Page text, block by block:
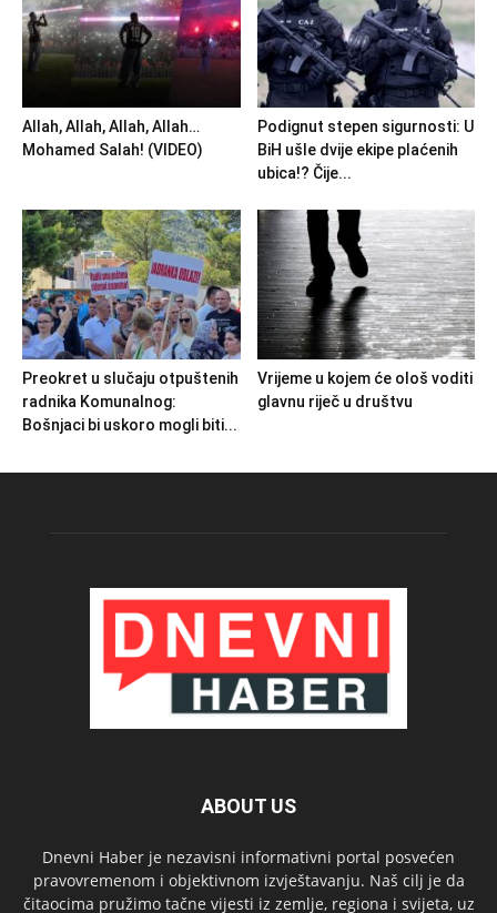
Allah, Allah, Allah, Allah…
Mohamed Salah! (VIDEO)
Podignut stepen sigurnosti: U
BiH ušle dvije ekipe plaćenih
ubica!? Čije...
Preokret u slučaju otpuštenih
radnika Komunalnog:
Bošnjaci bi uskoro mogli biti...
Vrijeme u kojem će ološ voditi
glavnu riječ u društvu
ABOUT US
Dnevni Haber je nezavisni informativni portal posvećen
pravovremenom i objektivnom izvještavanju. Naš cilj je da
čitaocima pružimo tačne vijesti iz zemlje, regiona i svijeta, uz